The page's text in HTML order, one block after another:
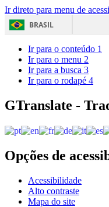
Ir direto para menu de
BRASIL
Ir para o conteúdo 1
Ir para o menu 2
Ir para a busca 3
Ir para o rodapé 4
GTranslate -
Opções de
Acessibilidade
Alto contraste
Mapa do site